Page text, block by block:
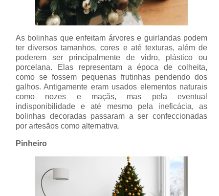
As bolinhas que enfeitam árvores e guirlandas podem
ter diversos tamanhos, cores e até texturas, além de
poderem ser principalmente de vidro, plástico ou
porcelana. Elas representam a época de colheita,
como se fossem pequenas frutinhas pendendo dos
galhos. Antigamente eram usados elementos naturais
como nozes e maçãs, mas pela eventual
indisponibilidade e até mesmo pela ineficácia, as
bolinhas decoradas passaram a ser confeccionadas
por artesãos como alternativa.
Pinheiro